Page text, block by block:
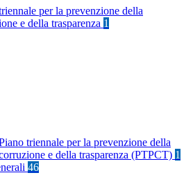
per la prevenzione della
e della trasparenza 1
triennale per la prevenzione della
e della trasparenza (PTPCT) 1
46